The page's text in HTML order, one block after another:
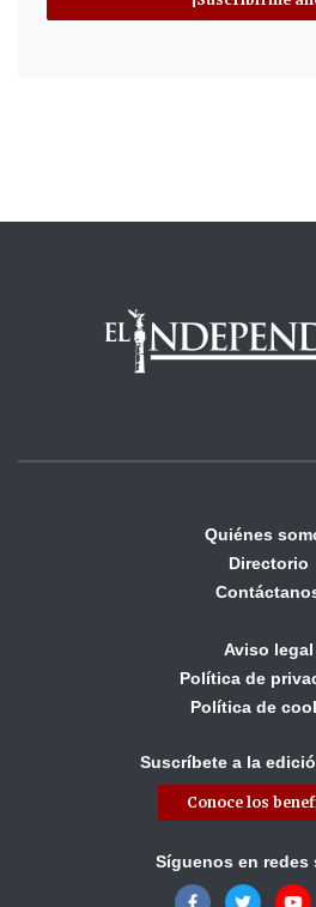
Quiénes
Directorio
Aviso legal
Política de
Política de
Suscríbete a la
Conoce los
Síguenos en redes